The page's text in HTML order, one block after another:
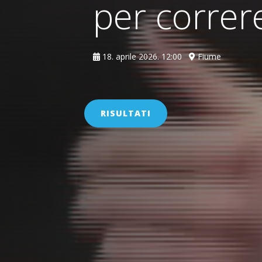
per
18. aprile 2026. 12:00 Fiume
RISULTATI